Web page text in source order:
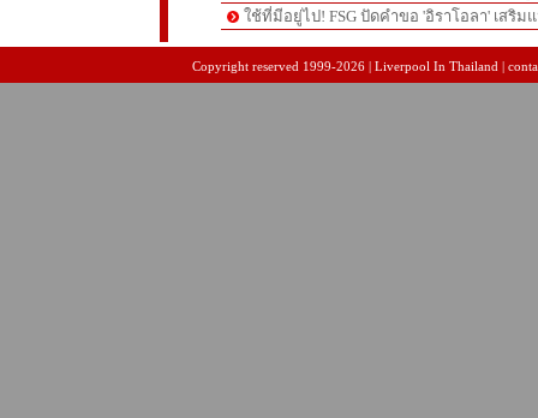
ใช้ที่มีอยู่ไป! FSG ปัดคำขอ 'อิราโอลา' เสริม
Copyright reserved 1999-2026 | Liverpool In Thailand |